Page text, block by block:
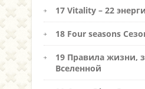
17 Vitality – 22
18 Four seasons
19 Правила жизни,
Вселенной